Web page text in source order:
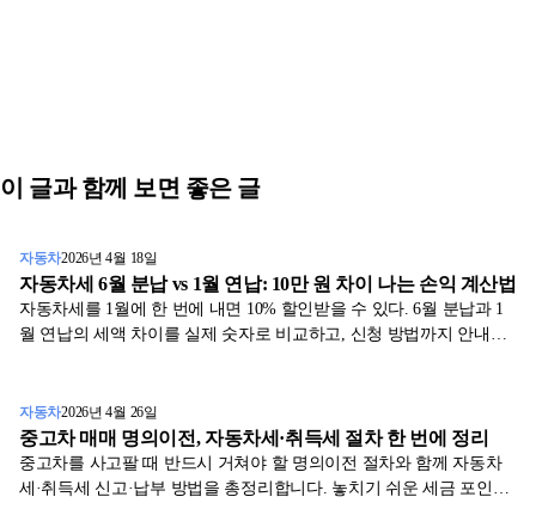
이 글과 함께 보면 좋은 글
자동차2026년 4월 18일
자동차세 6월 분납 vs 1월 연납: 10만 원 차이 나는 손익 계산법
자동차세를 1월에 한 번에 내면 10% 할인받을 수 있다. 6월 분납과 1
월 연납의 세액 차이를 실제 숫자로 비교하고, 신청 방법까지 안내한
자동차2026년 4월 26일
중고차 매매 명의이전, 자동차세·취득세 절차 한 번에 정리
중고차를 사고팔 때 반드시 거쳐야 할 명의이전 절차와 함께 자동차
세·취득세 신고·납부 방법을 총정리합니다. 놓치기 쉬운 세금 포인트